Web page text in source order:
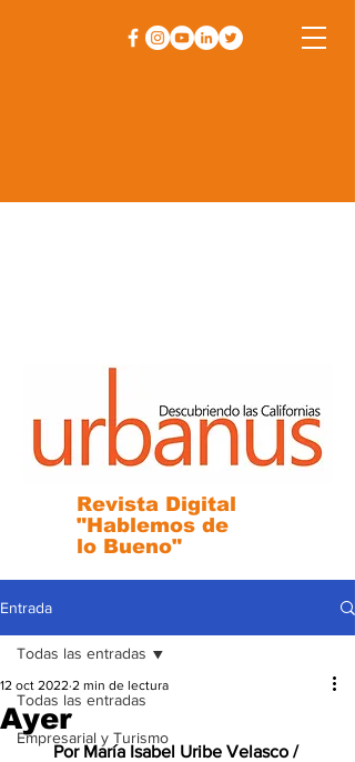
Revista Digital
"Hablemos de
lo Bueno"
Entrada
Todas las entradas
Empresarial y Turismo
Todas las entradas
Ayer
12 oct 2022 2 min de lectura
Por María Isabel Uribe Velasco /